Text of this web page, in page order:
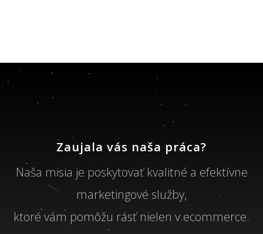
Zaujala vás naša práca?
Naša misia je poskytovať kvalitné a efektívne
marketingové služby,
ktoré vám pomôžu rásť nielen v ecommerce.